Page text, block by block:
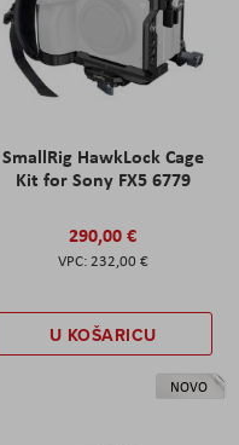
SmallRig HawkLock Cage
Kit for Sony FX5 6779
290,00 €
232,00 €
U KOŠARICU
NOVO